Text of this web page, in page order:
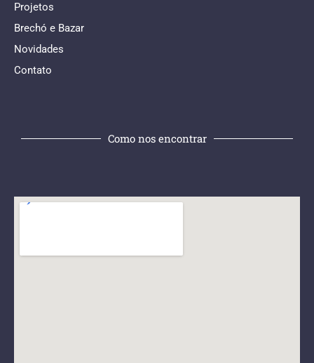
Projetos
Brechó e Bazar
Novidades
Contato
Como nos encontrar